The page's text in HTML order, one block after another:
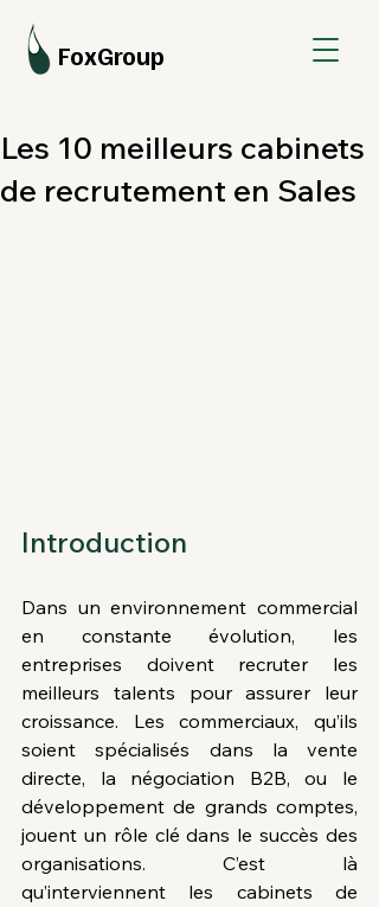
FoxGroup
Les 10 meilleurs cabinets
de recrutement en Sales
Introduction
Dans un environnement commercial
en constante évolution, les
entreprises doivent recruter les
meilleurs talents pour assurer leur
croissance. Les commerciaux, qu’ils
soient spécialisés dans la vente
directe, la négociation B2B, ou le
développement de grands comptes,
jouent un rôle clé dans le succès des
organisations. C’est là
qu’interviennent les cabinets de